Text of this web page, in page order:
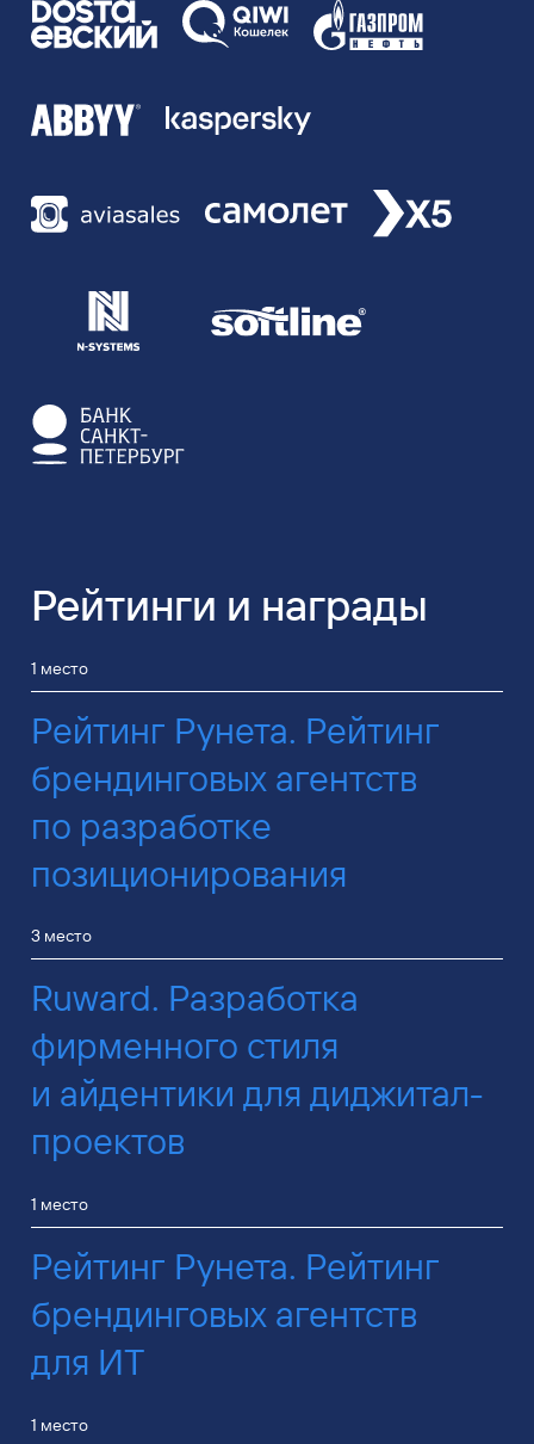
Рейтинги и награды
1 место
Рейтинг Рунета. Рейтинг
брендинговых агентств
по разработке
позиционирования
3 место
Ruward. Разработка
фирменного стиля
и айдентики для диджитал-
проектов
1 место
Рейтинг Рунета. Рейтинг
брендинговых агентств
для ИТ
1 место